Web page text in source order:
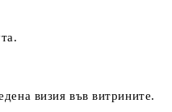
визия във витрините.